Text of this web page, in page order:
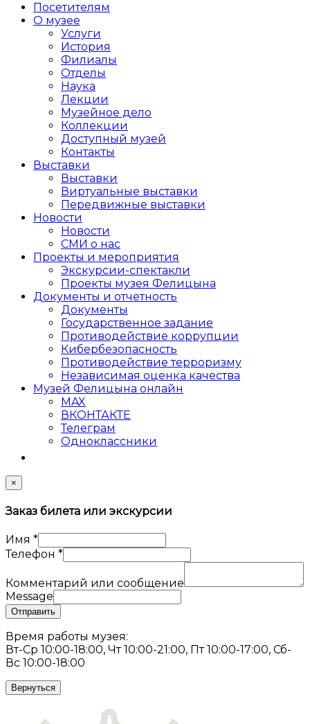
Посетителям
О музее
Услуги
История
Филиалы
Отделы
Наука
Лекции
Музейное дело
Коллекции
Доступный музей
Контакты
Выставки
Выставки
Виртуальные выставки
Передвижные выставки
Новости
Новости
СМИ о нас
Проекты и мероприятия
Экскурсии-спектакли
Проекты музея Фелицына
Документы и отчетность
Документы
Государственное задание
Противодействие коррупции
Кибер­безопасность
Противодействие терроризму
Независимая оценка качества
Музей Фелицына онлайн
MAX
ВКОНТАКТЕ
Телеграм
Одноклассники
×
Заказ билета или экскурсии
Имя *
Телефон *
Комментарий или сообщение
Message
Отправить
Время работы музея:
Вт-Ср 10:00-18:00, Чт 10:00-21:00, Пт 10:00-17:00, Сб-
Вс 10:00-18:00
Вернуться